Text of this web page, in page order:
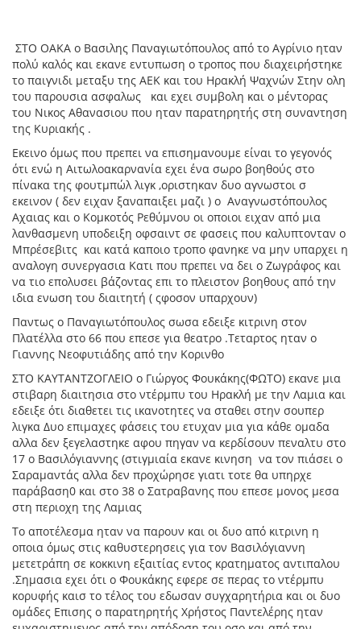
ΣΤΟ ΟΑΚΑ ο Βασιλης Παναγιωτόπουλος από το Αγρίνιο ηταν
πολύ καλός και εκανε εντυπωση ο τροπος που διαχειρήστηκε
το παιγνιδι μεταξυ της ΑΕΚ και του Ηρακλή Ψαχνών Στην ολη
του παρουσια ασφαλως και εχει συμβολη και ο μέντορας
του Νικος Αθανασιου που ηταν παρατηρητής στη συναντηση
της Κυριακής .
Εκεινο όμως που πρεπει να επισημανουμε είναι το γεγονός
ότι ενώ η Αιτωλοακαρνανία εχει ένα σωρο βοηθούς στο
πίνακα της φουτμπώλ λιγκ ,οριστηκαν δυο αγνωστοι σ
εκεινον ( δεν ειχαν ξαναπαιξει μαζι ) ο Αναγνωστόπουλος
Αχαιας και ο Κομκοτός Ρεθύμνου οι οποιοι ειχαν από μια
λανθασμενη υποδειξη οφσαιντ σε φασεις που καλυπτονταν ο
Μπρέσεβιτς και κατά καποιο τροπο φανηκε να μην υπαρχει η
αναλογη συνεργασια Κατι που πρεπει να δει ο Ζωγράφος και
να τιο επολυσει βάζοντας επι το πλειστον βοηθους από την
ιδια ενωση του διαιτητή ( ςφοσον υπαρχουν)
Παντως ο Παναγιωτόπουλος σωσα εδειξε κιτρινη στον
Πλατέλλα στο 66 που επεσε για θεατρο .Τεταρτος ηταν ο
Γιαννης Νεοφυτιάδης από την Κορινθο
ΣΤΟ ΚΑΥΤΑΝΤΖΟΓΛΕΙΟ ο Γιώργος Φουκάκης(ΦΩΤΟ) εκανε μια
στιβαρη διαιτησια στο ντέρμπυ του Ηρακλή με την Λαμια και
εδειξε ότι διαθετει τις ικανοτητες να σταθει στην σουπερ
λιγκα Δυο επιμαχες φάσεις του ετυχαν μια για κάθε ομαδα
αλλα δεν ξεγελαστηκε αφου πηγαν να κερδίσουν πεναλτυ στο
17 ο Βασιλόγιαννης (στιγμιαία εκανε κινηση να τον πιάσει ο
Σαραμαντάς αλλα δεν προχώρησε γιατι τοτε θα υπηρχε
παράβαση0 και στο 38 ο Σατραβανης που επεσε μονος μεσα
στη περιοχη της Λαμιας
Το αποτέλεσμα ηταν να παρουν και οι δυο από κιτρινη η
οποια όμως στις καθυστερησεις για τον Βασιλόγιαννη
μετετράπη σε κοκκινη εξαιτίας εντος κρατηματος αντιπαλου
.Σημασια εχει ότι ο Φουκάκης εφερε σε περας το ντέρμπυ
κορυφής καισ το τέλος του εδωσαν συγχαρητήρια και οι δυο
ομάδες Επισης ο παρατηρητής Χρήστος Παντελέρης ηταν